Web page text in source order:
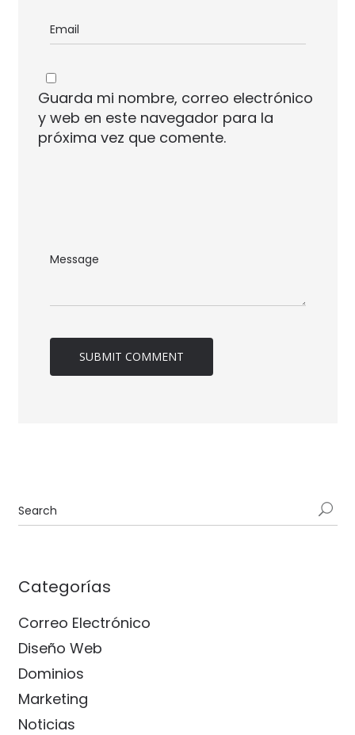
Guarda mi nombre, correo electrónico
y web en este navegador para la
próxima vez que comente.
Categorías
Correo Electrónico
Diseño Web
Dominios
Marketing
Noticias